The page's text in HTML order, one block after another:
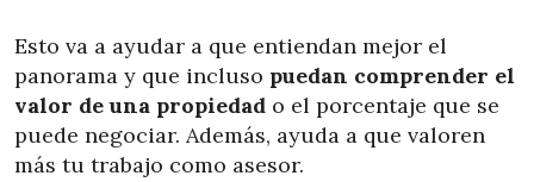
Esto va a ayudar a que entiendan mejor el
panorama y que incluso puedan comprender el
valor de una propiedad o el porcentaje que se
puede negociar. Además, ayuda a que valoren
más tu trabajo como asesor.